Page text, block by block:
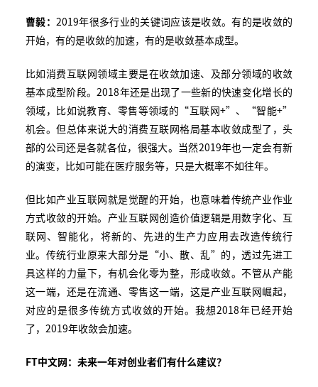
曹毅： 2019年很多行业的关键词应该是收敛。有的是收敛的
开始，有的是收敛的加速，有的是收敛基本成型。
比如消费互联网领域主要是在收敛加速、及部分领域的收敛
基本成型阶段。2018年还是出现了一些新的快速变化增长的
领域，比如说教育、零售等领域的“互联网+”、“智能+”
机会。但总体来说大的消费互联网格局基本收敛成型了，头
部的公司还是各就各位，很强大。当然2019年也一定会有新
的演变，比如可能在医疗服务等，只是大概率不如往年。
但比如产业互联网就是觉醒的开始，也意味着传统产业作业
方式收敛的开始。产业互联网创造价值逻辑是用数字化、互
联网、智能化，将新的、先进的生产力应用去改造传统行
业。传统行业原来大部分是“小、散、乱”的，透过先进工
具这样的力量下，有机会化零为整，形成收敛。不管从产能
这一端，还是在流通、零售这一端，这是产业互联网崛起，
对应的是很多传统方式收敛的开始。我想2018年已经开始
了，2019年收敛会加速。
FT中文网：未来一年对创业者们有什么建议？